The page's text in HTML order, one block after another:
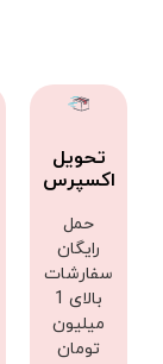
تحویل
اکسپرس
حمل
رایگان
سفارشات
بالای 1
میلیون
تومان